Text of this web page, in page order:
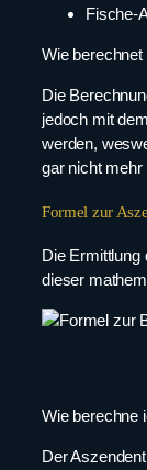
Fische-
Wie
Die
jedoch mit
werden,
gar nicht
Formel zur
Die Ermittlung
dieser
Wie berechne
Der